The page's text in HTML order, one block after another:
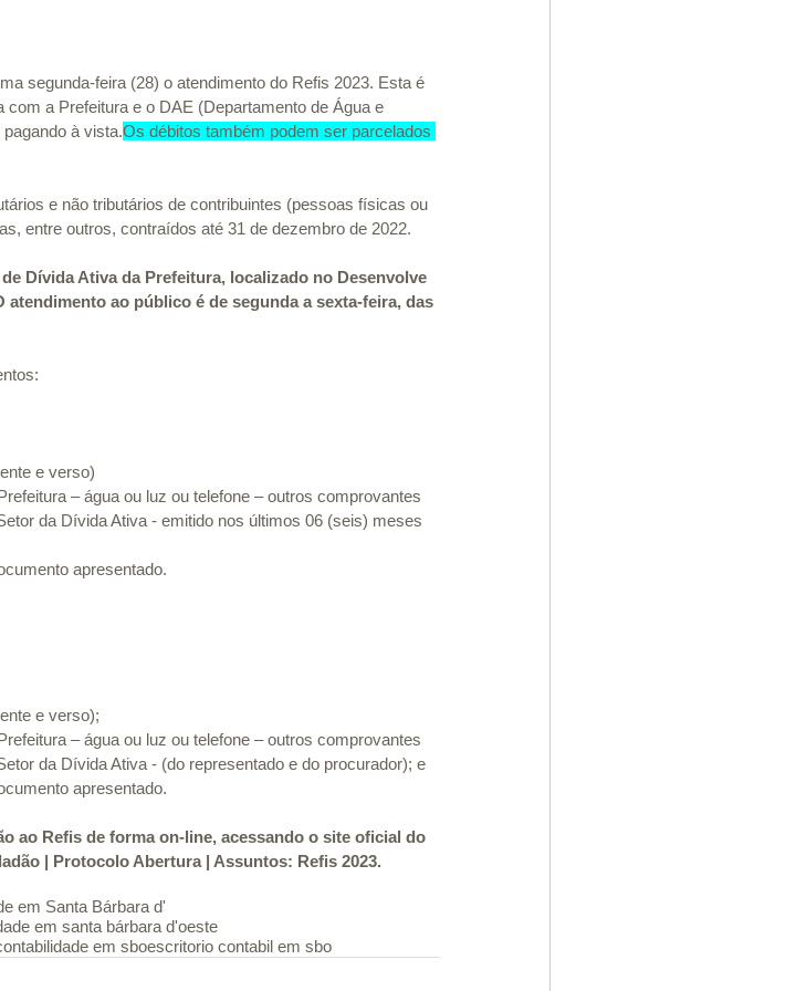
segunda-feira (28) o atendimento do Refis 2023. Esta é
a Prefeitura e o DAE (Departamento de Água e
à vista.Os débitos também podem ser parcelados
e não tributários de contribuintes (pessoas físicas ou
entre outros, contraídos até 31 de dezembro de 2022.
Dívida Ativa da Prefeitura, localizado no Desenvolve
ao público é de segunda a sexta-feira, das
e verso)
– água ou luz ou telefone – outros comprovantes
da Dívida Ativa - emitido nos últimos 06 (seis) meses
apresentado.
e verso);
– água ou luz ou telefone – outros comprovantes
da Dívida Ativa - (do representado e do procurador); e
apresentado.
ao Refis de forma on-line, acessando o site oficial do
| Protocolo Abertura | Assuntos: Refis 2023.
em Santa Bárbara d'
em santa bárbara d'oeste
em sboescritorio contabil em sbo